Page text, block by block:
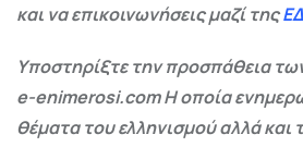
και να επικοινωνήσεις μαζί της
Υποστηρίξτε την προσπάθεια
e-enimerosi.com Η οποία
θέματα του ελληνισμού αλλά και